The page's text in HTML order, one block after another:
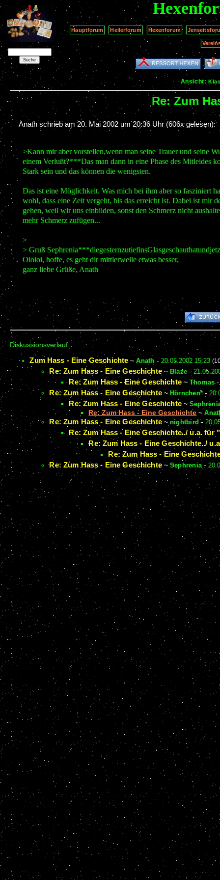
Hauptforum Heilerforum Hexenforum
Ansicht:
Re: Zum
Anath schrieb am20. Mai 2002 um 20:36 Uhr (606x gelesen):
>Kann mir aber vorstellen,wenn man seine Trauer und seine
einem Verlußt?***Das man dann in eine Phase des Mitleides
Stark sein und das können die wenigsten.
Das ist eine Möglichkeit. Was mich bei ihm aber so fasziniert
wohl, dass eine Zeit vergeht, bis das erreicht ist. Dabei ist mir
gehen, weil wir uns einbilden, sonst den Schmerz nicht
mehr Schmerz zufügen...
>
> Gruß
Oioioi, hoffe, es geht dir mittlerweile etwas besser,
ganz liebe Grüße, Anath
Diskussionsverlauf:
Zum Hass - Eine Geschichte ~Anath - 20.05.2002 15:23
Re: Zum Hass - Eine Geschichte~ Blaze -
Re: Zum Hass - Eine Geschichte~ Thomas
Re: Zum Hass - Eine Geschichte~ Hörnchen* -
Re: Zum Hass - Eine Geschichte~
Re: Zum Hass - Eine Geschichte ~
Re: Zum Hass - Eine Geschichte~nightbird -
Re: Zum Hass - Eine Geschichte../ u.a. für
Re: Zum Hass - Eine Geschichte../
Re: Zum Hass - Eine
Re: Zum Hass - Eine Geschichte~ Sephrenia-